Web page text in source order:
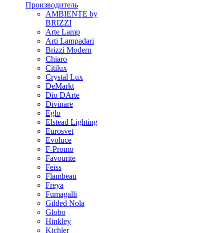
Производитель
AMBIENTE by
BRIZZI
Arte Lamp
Arti Lampadari
Brizzi Modern
Chiaro
Citilux
Crystal Lux
DeMarkt
Dio DArte
Divinare
Eglo
Elstead Lighting
Eurosvet
Evoluce
F-Promo
Favourite
Feiss
Flambeau
Freya
Fumagalli
Gilded Nola
Globo
Hinkley
Kichler